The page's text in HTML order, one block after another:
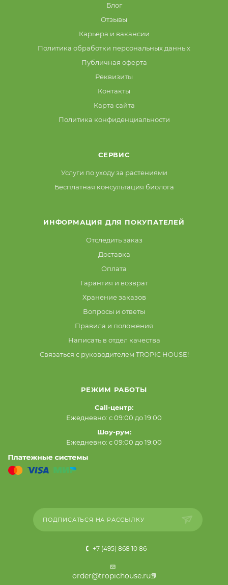
Блог
Отзывы
Карьера и вакансии
Политика обработки персональных данных
Публичная оферта
Реквизиты
Контакты
Карта сайта
Политика конфиденциальности
СЕРВИС
Услуги по уходу за растениями
Бесплатная консультация биолога
ИНФОРМАЦИЯ ДЛЯ ПОКУПАТЕЛЕЙ
Отследить заказ
Доставка
Оплата
Гарантия и возврат
Хранение заказов
Вопросы и ответы
Правила и положения
Написать в отдел качества
Связаться с руководителем TROPIC HOUSE!
РЕЖИМ РАБОТЫ
Call-центр:
Ежедневно: с 09:00 до 19:00
Шоу-рум:
Ежедневно: с 09:00 до 19:00
ПОДПИСАТЬСЯ НА РАССЫЛКУ
+7 (495) 868 10 86
order@tropichouse.ru